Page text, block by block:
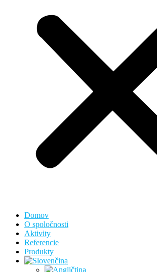
Domov
O spoločnosti
Aktivity
Referencie
Produkty